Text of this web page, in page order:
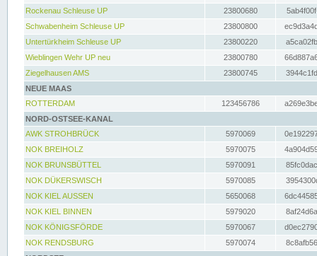
Rockenau Schleuse UP
23800680
Schwabenheim Schleuse UP
23800800
Untertürkheim Schleuse UP
23800220
Wieblingen Wehr UP neu
23800780
Ziegelhausen AMS
23800745
NEUE MAAS
ROTTERDAM
123456786
NORD-OSTSEE-KANAL
AWK STROHBRÜCK
5970069
NOK BREIHOLZ
5970075
NOK BRUNSBÜTTEL
5970091
NOK DÜKERSWISCH
5970085
NOK KIEL AUSSEN
5650068
NOK KIEL BINNEN
5979020
NOK KÖNIGSFÖRDE
5970067
NOK RENDSBURG
5970074